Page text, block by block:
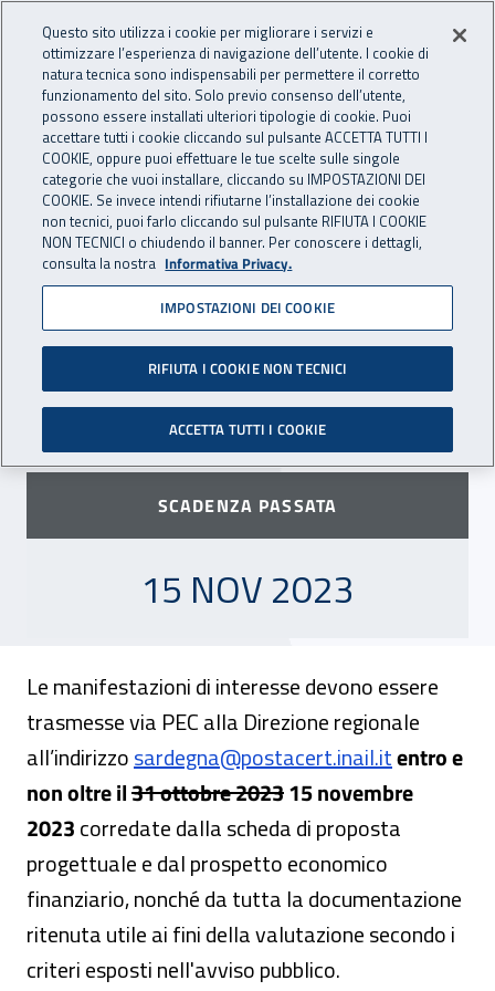
INAIL - Istituto Nazionale
Apri cerca
Navigazione principale
Navigazione - Ti trovi in:
Home Inail comunica Scadenze Scadenza
Dr Sardegna: realizzazione
di progetti prevenzionali
2023
Prorogato al 15 novembre 2023 il termine per
la presentazione delle proposte.
SCADENZA PASSATA
15 NOVEMBRE 2023
15 NOV 2023
Le manifestazioni di interesse devono essere
trasmesse via PEC alla Direzione regionale
all’indirizzosardegna@postacert.inail.itentro e
non oltre il31 ottobre 2023Attenzione! Il valore
15 novembre
2023corredate dalla scheda di proposta
progettuale e dal prospetto economico
finanziario, nonché da tutta la documentazione
ritenuta utile ai fini della valutazione secondo i
criteri esposti nell'avviso pubblico.
Questo sito utilizza i cookie per migliorare i servizi e
ottimizzare l’esperienza di navigazione dell’utente. I cookie di
natura tecnica sono indispensabili per permettere il corretto
funzionamento del sito. Solo previo consenso dell’utente,
possono essere installati ulteriori tipologie di cookie. Puoi
accettare tutti i cookie cliccando sul pulsante ACCETTA TUTTI I
COOKIE, oppure puoi effettuare le tue scelte sulle singole
categorie che vuoi installare, cliccando su IMPOSTAZIONI DEI
COOKIE. Se invece intendi rifiutarne l’installazione dei cookie
non tecnici, puoi farlo cliccando sul pulsante RIFIUTA I COOKIE
NON TECNICI o chiudendo il banner. Per conoscere i dettagli,
consulta la nostra Informativa Privacy.
IMPOSTAZIONI DEI COOKIE
RIFIUTA I COOKIE NON TECNICI
ACCETTA TUTTI I COOKIE